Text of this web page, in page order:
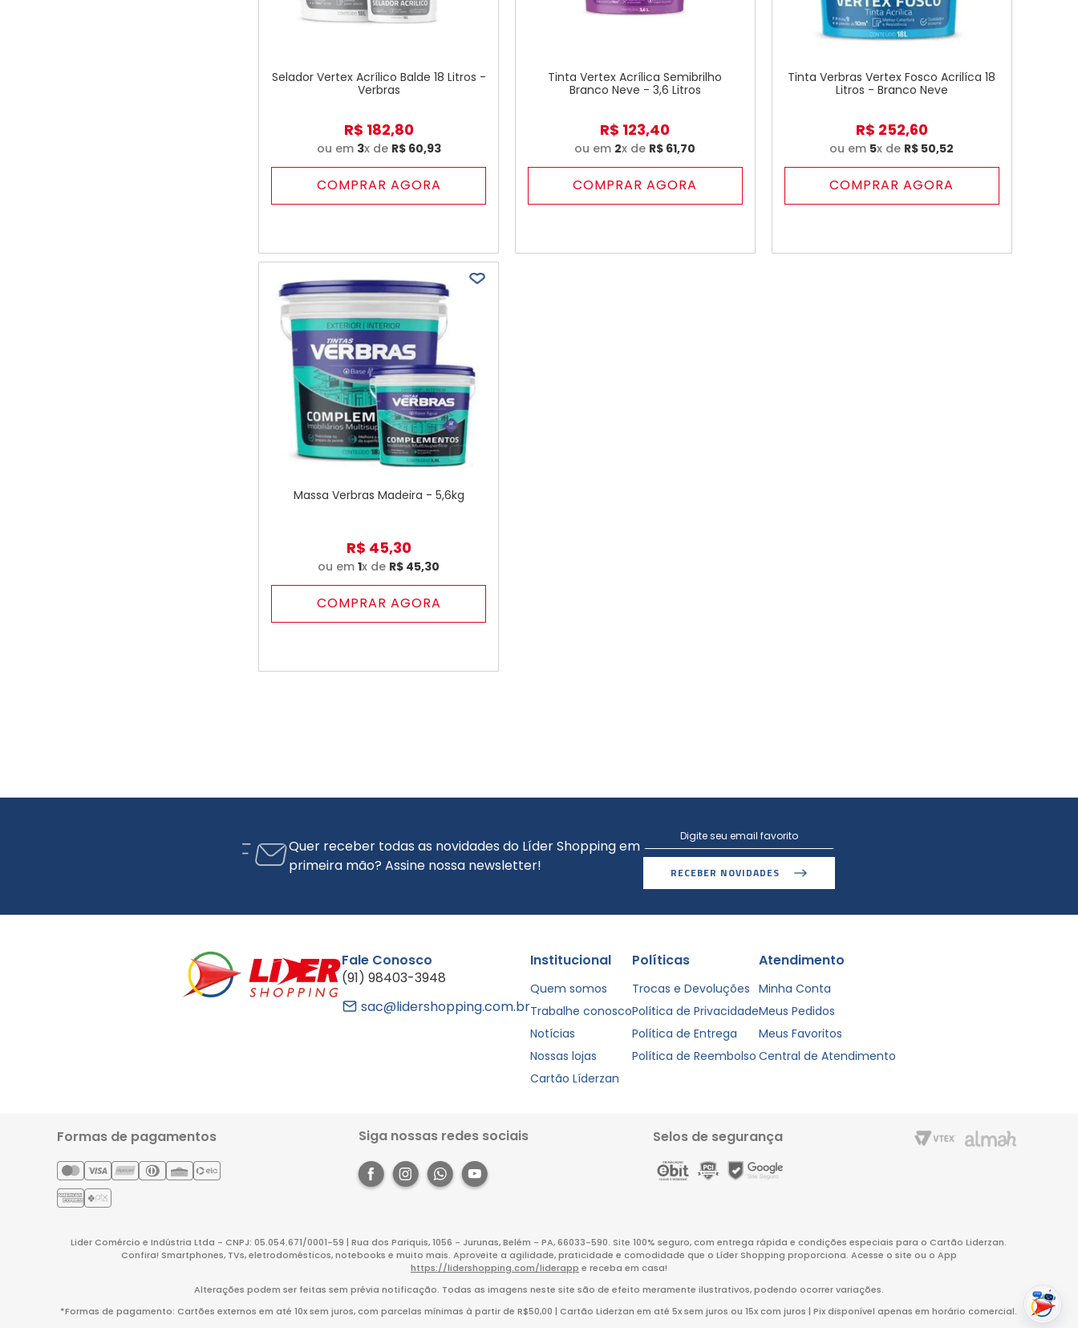
Selador Vertex Acrílico Balde 18 Litros -
Verbras
R$ 182,80
ou em 3x de R$ 60,93
COMPRAR AGORA
Tinta Vertex Acrílica Semibrilho
Branco Neve - 3,6 Litros
R$ 123,40
ou em 2x de R$ 61,70
COMPRAR AGORA
Tinta Verbras Vertex Fosco Acrilíca 18
Litros - Branco Neve
R$ 252,60
ou em 5x de R$ 50,52
COMPRAR AGORA
Massa Verbras Madeira - 5,6kg
R$ 45,30
ou em1x de R$ 45,30
COMPRAR AGORA
Quer receber todas as novidades do Líder Shopping em
primeira mão? Assine nossa newsletter!
RECEBER NOVIDADES
Fale Conosco
(91) 98403-3948
sac@lidershopping.com.br
Institucional
Quem somos
Trabalhe conosco
Notícias
Nossas lojas
Cartão Líderzan
Políticas
Trocas e Devoluções
Política de Privacidade
Política de Entrega
Política de Reembolso
Atendimento
Minha Conta
Meus Pedidos
Meus Favoritos
Central de Atendimento
Formas de pagamentos Siga nossas redes sociais Selos de segurança
Lider Comércio e Indústria Ltda - CNPJ: 05.054.671/0001-59 | Rua dos Pariquis, 1056 - Jurunas, Belém - PA, 66033-590. Site 100% seguro, com entrega rápida e condições especiais para o Cartão Liderzan.
Confira! Smartphones, TVs, eletrodomésticos, notebooks e muito mais. Aproveite a agilidade, praticidade e comodidade que o Líder Shopping proporciona. Acesse o site ou o App
https://lidershopping.com/liderapp e receba em casa!
Alterações podem ser feitas sem prévia notificação. Todas as imagens neste site são de efeito meramente ilustrativos, podendo ocorrer variações.
*Formas de pagamento: Cartões externos em até 10x sem juros, com parcelas mínimas à partir de R$50,00 | Cartão Liderzan em até 5x sem juros ou 15x com juros | Pix disponível apenas em horário comercial.